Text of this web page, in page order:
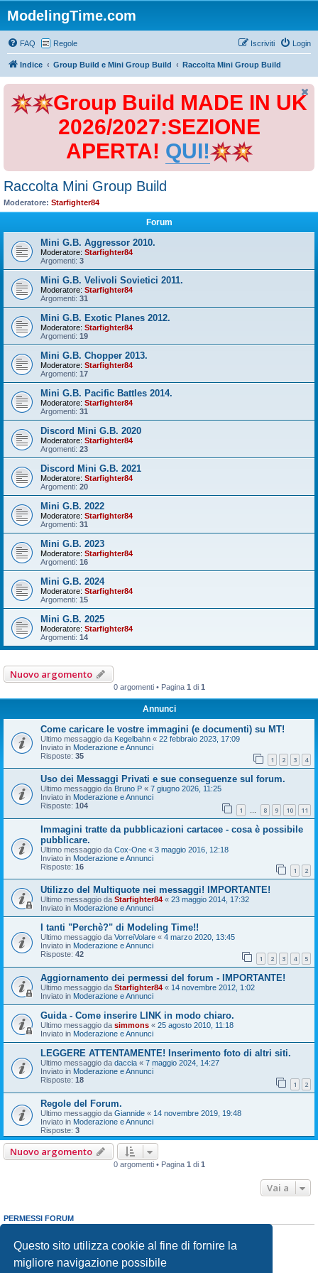
Questo sito utilizza cookie al fine di fornire la
migliore navigazione possibile
ModelingTime.com
FAQ Regole Login
Iscriviti
Indice Group Build e Mini Group Build Raccolta Mini Group Build
Group Build MADE IN UK
2026/2027:SEZIONE
APERTA! QUI!
Raccolta Mini Group Build
Moderatore: Starfighter84
Forum
Mini G.B. Aggressor 2010.
Moderatore: Starfighter84
Argomenti: 3
Mini G.B. Velivoli Sovietici 2011.
Moderatore: Starfighter84
Argomenti: 31
Mini G.B. Exotic Planes 2012.
Moderatore: Starfighter84
Argomenti: 19
Mini G.B. Chopper 2013.
Moderatore: Starfighter84
Argomenti: 17
Mini G.B. Pacific Battles 2014.
Moderatore: Starfighter84
Argomenti: 31
Discord Mini G.B. 2020
Moderatore: Starfighter84
Argomenti: 23
Discord Mini G.B. 2021
Moderatore: Starfighter84
Argomenti: 20
Mini G.B. 2022
Moderatore: Starfighter84
Argomenti: 31
Mini G.B. 2023
Moderatore: Starfighter84
Argomenti: 16
Mini G.B. 2024
Moderatore: Starfighter84
Argomenti: 15
Mini G.B. 2025
Moderatore: Starfighter84
Argomenti: 14
Nuovo argomento
0 argomenti • Pagina 1 di 1
Annunci
Come caricare le vostre immagini (e documenti) su MT!
Ultimo messaggio da Kegelbahn « 22 febbraio 2023, 17:09
Inviato in Moderazione e Annunci
Risposte: 35 1 2 3 4
Uso dei Messaggi Privati e sue conseguenze sul forum.
Ultimo messaggio da Bruno P « 7 giugno 2026, 11:25
Inviato in Moderazione e Annunci
Risposte: 104 1 … 8 9 10 11
Immagini tratte da pubblicazioni cartacee - cosa è possibile
pubblicare.
Ultimo messaggio da Cox-One « 3 maggio 2016, 12:18
Inviato in Moderazione e Annunci
Risposte: 16 1 2
Utilizzo del Multiquote nei messaggi! IMPORTANTE!
Ultimo messaggio da Starfighter84 « 23 maggio 2014, 17:32
Inviato in Moderazione e Annunci
I tanti "Perchè?" di Modeling Time!!
Ultimo messaggio da VorreiVolare « 4 marzo 2020, 13:45
Inviato in Moderazione e Annunci
Risposte: 42 1 2 3 4 5
Aggiornamento dei permessi del forum - IMPORTANTE!
Ultimo messaggio da Starfighter84 « 14 novembre 2012, 1:02
Inviato in Moderazione e Annunci
Guida - Come inserire LINK in modo chiaro.
Ultimo messaggio da simmons « 25 agosto 2010, 11:18
Inviato in Moderazione e Annunci
LEGGERE ATTENTAMENTE! Inserimento foto di altri siti.
Ultimo messaggio da daccia « 7 maggio 2024, 14:27
Inviato in Moderazione e Annunci
Risposte: 18 1 2
Regole del Forum.
Ultimo messaggio da Giannide « 14 novembre 2019, 19:48
Inviato in Moderazione e Annunci
Risposte: 3
Nuovo argomento
0 argomenti • Pagina 1 di 1
Vai a
PERMESSI FORUM
Non puoirispondere negli argomenti
Non puoimodificare i tuoi messaggi
Non puoicancellare i tuoi messaggi